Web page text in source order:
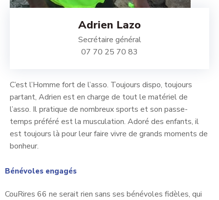
Adrien Lazo
Secrétaire général
07 70 25 70 83
C’est l’Homme fort de l’asso. Toujours dispo, toujours
partant, Adrien est en charge de tout le matériel de
l’asso. Il pratique de nombreux sports et son passe-
temps préféré est la musculation. Adoré des enfants, il
est toujours là pour leur faire vivre de grands moments de
bonheur.
Bénévoles engagés
CouRires 66 ne serait rien sans ses bénévoles fidèles, qui